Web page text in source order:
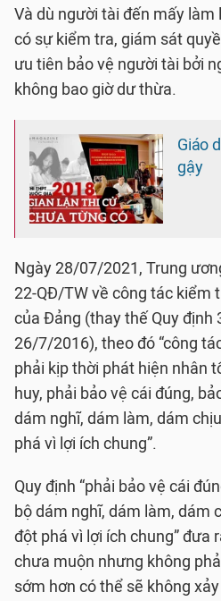
Và dù người tài đến mấy làm
có sự kiểm tra, giám sát
ưu tiên bảo vệ người tài bởi
không bao giờ dư thừa.
Giáo
gậy
Ngày 28/07/2021, Trung
22-QĐ/TW về công tác kiểm
của Đảng (thay thế Quy định
26/7/2016), theo đó “công
phải kịp thời phát hiện nhân
huy, phải bảo vệ cái đúng,
dám nghĩ, dám làm, dám
phá vì lợi ích chung”.
Quy định “phải bảo vệ cái
bộ dám nghĩ, dám làm, dám
đột phá vì lợi ích chung” đưa
chưa muộn nhưng không
sớm hơn có thể sẽ không